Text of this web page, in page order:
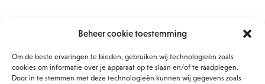
Beheer cookie toestemming
Om de beste ervaringen te bieden, gebruiken wij technologieën zoals
cookies om informatie over je apparaat op te slaan en/of te raadplegen.
Door in te stemmen met deze technologieën kunnen wij gegevens zoals